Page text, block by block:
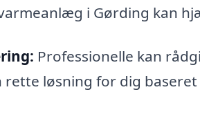
i Gørding kan
Professionelle kan
løsning for dig